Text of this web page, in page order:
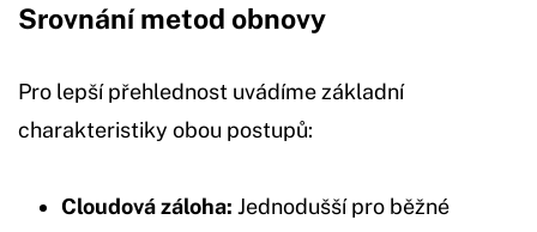
Srovnání metod obnovy
Pro lepší přehlednost uvádíme základní
charakteristiky obou postupů:
Cloudová záloha: Jednodušší pro běžné